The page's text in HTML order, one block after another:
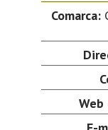
Comarca: